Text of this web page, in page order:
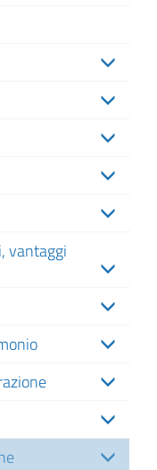
vantaggi